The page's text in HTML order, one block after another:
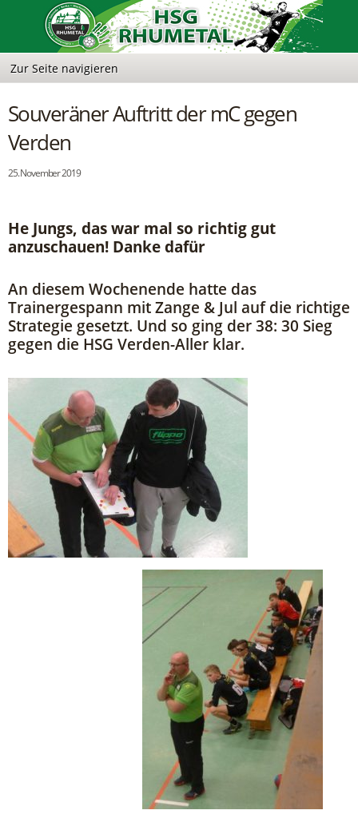
Souveräner Auftritt der mC gegen
Verden
25. November 2019
He Jungs, das war mal so richtig gut
anzuschauen! Danke dafür
An diesem Wochenende hatte das
Trainergespann mit Zange & Jul auf die richtige
Strategie gesetzt. Und so ging der 38: 30 Sieg
gegen die HSG Verden-Aller klar.